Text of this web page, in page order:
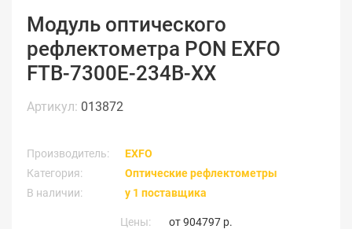
Модуль оптического
рефлектометра PON EXFO
FTB-7300E-234B-XX
Артикул: 013872
Производитель:
EXFO
Категория:
Оптические рефлектометры
В наличии:
у 1 поставщика
Цены: от904797 р.